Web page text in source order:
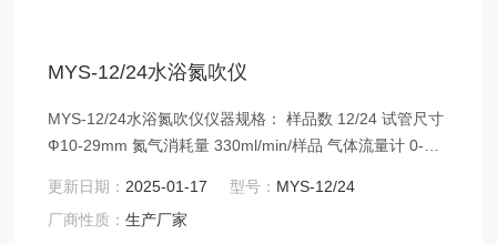
MYS-12/24水浴氮吹仪
MYS-12/24水浴氮吹仪仪器规格： 样品数 12/24 试管尺寸
Ф10-29mm 氮气消耗量 330ml/min/样品 气体流量计 0-
温-99.9℃
更新日期： 2025-01-17 型号： MYS-12/24
厂商性质：生产厂家